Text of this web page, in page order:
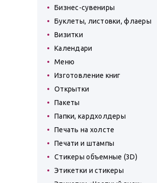
Бизнес-сувениры
Буклеты, листовки, флаеры
Визитки
Календари
Меню
Изготовление книг
Открытки
Пакеты
Папки, кардхолдеры
Печать на холсте
Печати и штампы
Стикеры объемные (3D)
Этикетки и стикеры